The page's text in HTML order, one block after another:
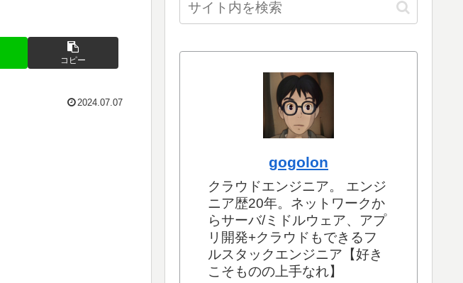
コピー
2024.07.07
gogolon
クラウドエンジニア。 エンジ
ニア歴20年。ネットワークか
らサーバ/ミドルウェア、アプ
リ開発+クラウドもできるフ
ルスタックエンジニア【好き
こそものの上手なれ】